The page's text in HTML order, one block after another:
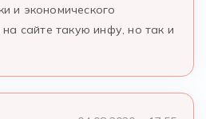
и экономического
сайте такую инфу, но так и